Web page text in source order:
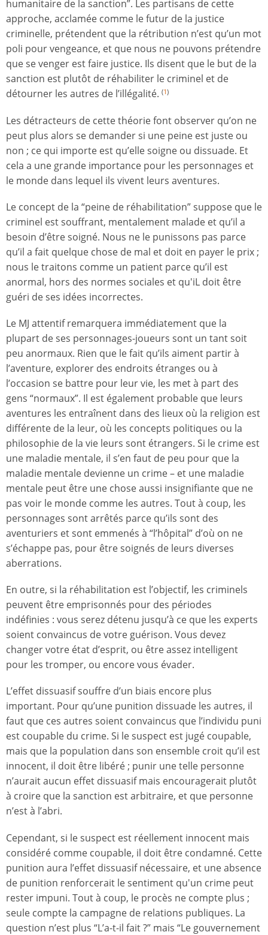
humanitaire de la sanction”. Les partisans de cette
approche, acclamée comme le futur de la justice
criminelle, prétendent que la rétribution n’est qu’un mot
poli pour vengeance, et que nous ne pouvons prétendre
que se venger est faire justice. Ils disent que le but de la
sanction est plutôt de réhabiliter le criminel et de
détourner les autres de l’illégalité. (1)
Les détracteurs de cette théorie font observer qu’on ne
peut plus alors se demander si une peine est juste ou
non ; ce qui importe est qu’elle soigne ou dissuade. Et
cela a une grande importance pour les personnages et
le monde dans lequel ils vivent leurs aventures.
Le concept de la “peine de réhabilitation” suppose que le
criminel est souffrant, mentalement malade et qu’il a
besoin d’être soigné. Nous ne le punissons pas parce
qu’il a fait quelque chose de mal et doit en payer le prix ;
nous le traitons comme un patient parce qu’il est
anormal, hors des normes sociales et qu'iL doit être
guéri de ses idées incorrectes.
Le MJ attentif remarquera immédiatement que la
plupart de ses personnages-joueurs sont un tant soit
peu anormaux. Rien que le fait qu’ils aiment partir à
l’aventure, explorer des endroits étranges ou à
l’occasion se battre pour leur vie, les met à part des
gens “normaux”. Il est également probable que leurs
aventures les entraînent dans des lieux où la religion est
différente de la leur, où les concepts politiques ou la
philosophie de la vie leurs sont étrangers. Si le crime est
une maladie mentale, il s’en faut de peu pour que la
maladie mentale devienne un crime – et une maladie
mentale peut être une chose aussi insignifiante que ne
pas voir le monde comme les autres. Tout à coup, les
personnages sont arrêtés parce qu’ils sont des
aventuriers et sont emmenés à “l’hôpital” d’où on ne
s’échappe pas, pour être soignés de leurs diverses
aberrations.
En outre, si la réhabilitation est l’objectif, les criminels
peuvent être emprisonnés pour des périodes
indéfinies : vous serez détenu jusqu’à ce que les experts
soient convaincus de votre guérison. Vous devez
changer votre état d’esprit, ou être assez intelligent
pour les tromper, ou encore vous évader.
L’effet dissuasif souffre d’un biais encore plus
important. Pour qu’une punition dissuade les autres, il
faut que ces autres soient convaincus que l’individu puni
est coupable du crime. Si le suspect est jugé coupable,
mais que la population dans son ensemble croit qu’il est
innocent, il doit être libéré ; punir une telle personne
n’aurait aucun effet dissuasif mais encouragerait plutôt
à croire que la sanction est arbitraire, et que personne
n’est à l’abri.
Cependant, si le suspect est réellement innocent mais
considéré comme coupable, il doit être condamné. Cette
punition aura l’effet dissuasif nécessaire, et une absence
de punition renforcerait le sentiment qu'un crime peut
rester impuni. Tout à coup, le procès ne compte plus ;
seule compte la campagne de relations publiques. La
question n’est plus “L’a-t-il fait ?” mais “Le gouvernement